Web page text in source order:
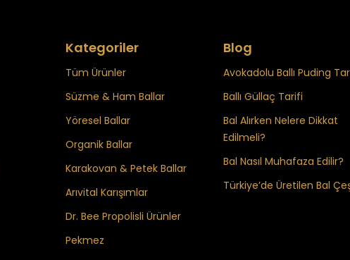
Kategoriler
Tüm Ürünler
Süzme & Ham Ballar
Yöresel Ballar
Organik Ballar
Karakovan & Petek Ballar
Arıvital Karışımlar
Dr. Bee Propolisli Ürünler
Pekmez
Blog
Avokadolu Ballı Puding
Ballı Güllaç Tarifi
Bal Alırken Nelere Dikkat
Edilmeli?
Bal Nasıl Muhafaza Edilir?
Türkiye’de Üretilen Bal